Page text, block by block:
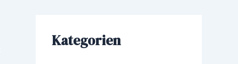
Kategorien